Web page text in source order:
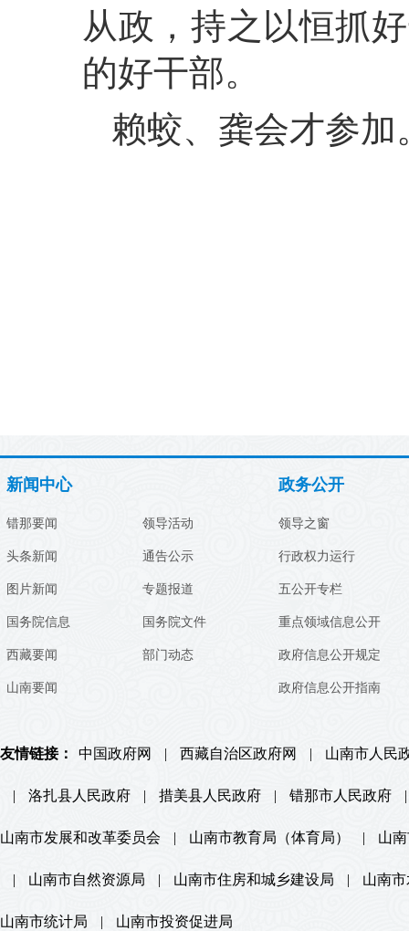
从政，持之以恒抓
的好干部。
赖蛟、龚会才参加
新闻中心
错那要闻
头条新闻
图片新闻
国务院信息
西藏要闻
山南要闻
领导活动
通告公示
专题报道
国务院文件
部门动态
政务公开
领导之窗
行政权力运行
五公开专栏
重点领域信息公开
政府信息公开规定
政府信息公开指南
友情链接： 中国政府网 西藏自治区政府网 山南市人民
洛扎县人民政府 措美县人民政府 错那市人民政府
山南市发展和改革委员会 山南市教育局（体育局） 山
山南市自然资源局 山南市住房和城乡建设局 山南
山南市统计局 山南市投资促进局